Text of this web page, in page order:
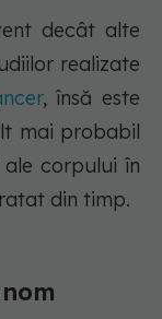
decât alte
realizate
, însă este
mai probabil
corpului în
din timp.